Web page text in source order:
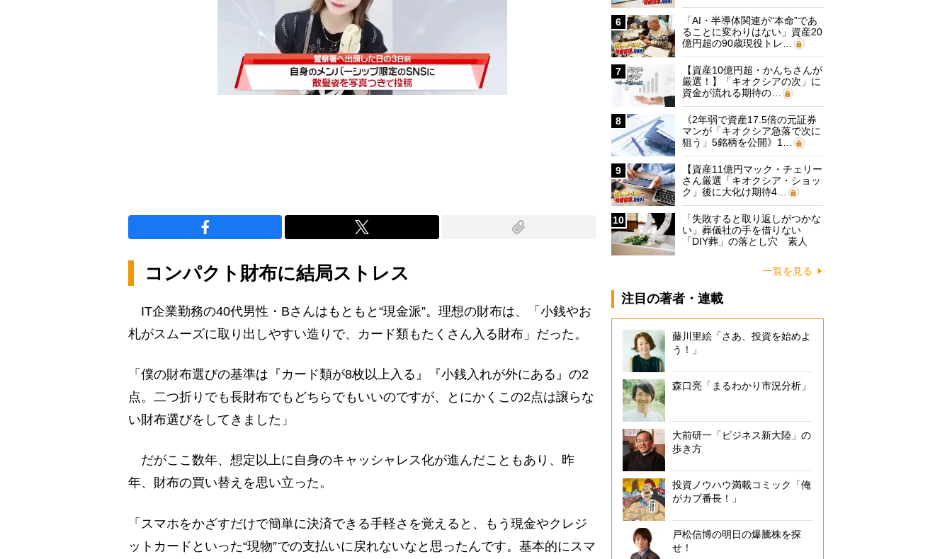
コンパクト財布に結局ストレス
IT企業勤務の40代男性・Bさんはもともと“現金派”。理想の財布は、「小銭やお
札がスムーズに取り出しやすい造りで、カード類もたくさん入る財布」だった。
「僕の財布選びの基準は『カード類が8枚以上入る』『小銭入れが外にある』の2
点。二つ折りでも長財布でもどちらでもいいのですが、とにかくこの2点は譲らな
い財布選びをしてきました」
だがここ数年、想定以上に自身のキャッシャレス化が進んだこともあり、昨
年、財布の買い替えを思い立った。
「スマホをかざすだけで簡単に決済できる手軽さを覚えると、もう現金やクレジ
ットカードといった“現物”での支払いに戻れないなと思ったんです。基本的にスマ
6
「AI・半導体関連が“本命”であ
ることに変わりはない」資産20
億円超の90歳現役トレ…
7
【資産10億円超・かんちさんが
厳選！】「キオクシアの次」に
資金が流れる期待の…
8
《2年弱で資産17.5倍の元証券
マンが「キオクシア急落で次に
狙う」5銘柄を公開》1…
9
【資産11億円マック・チェリー
さん厳選「キオクシア・ショッ
ク」後に大化け期待4…
10
「失敗すると取り返しがつかな
い」葬儀社の手を借りない
「DIY葬」の落とし穴 素人
一覧を見る
注目の著者・連載
藤川里絵「さあ、投資を始めよ
う！」
森口亮「まるわかり市況分析」
大前研一「ビジネス新大陸」の
歩き方
投資ノウハウ満載コミック「俺
がカブ番長！」
戸松信博の明日の爆騰株を探
せ！